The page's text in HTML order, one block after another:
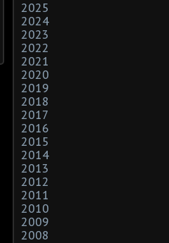
2025
2024
2023
2022
2021
2020
2019
2018
2017
2016
2015
2014
2013
2012
2011
2010
2009
2008